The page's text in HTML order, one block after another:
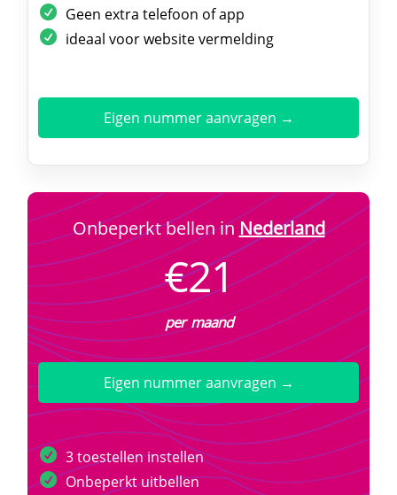
Geen extra telefoon of app
ideaal voor website vermelding
Eigen nummer aanvragen →
Onbeperkt bellen inNederland
€21
per maand
Eigen nummer aanvragen →
3 toestellen instellen
Onbeperkt uitbellen